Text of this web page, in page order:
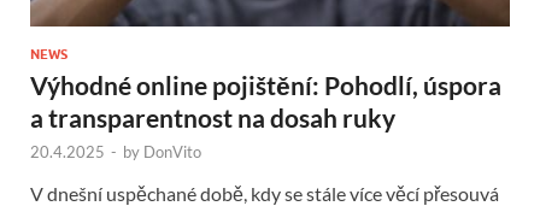
NEWS
Výhodné online pojištění: Pohodlí, úspora
a transparentnost na dosah ruky
20.4.2025 - by DonVito
V dnešní uspěchané době, kdy se stále více věcí přesouvá